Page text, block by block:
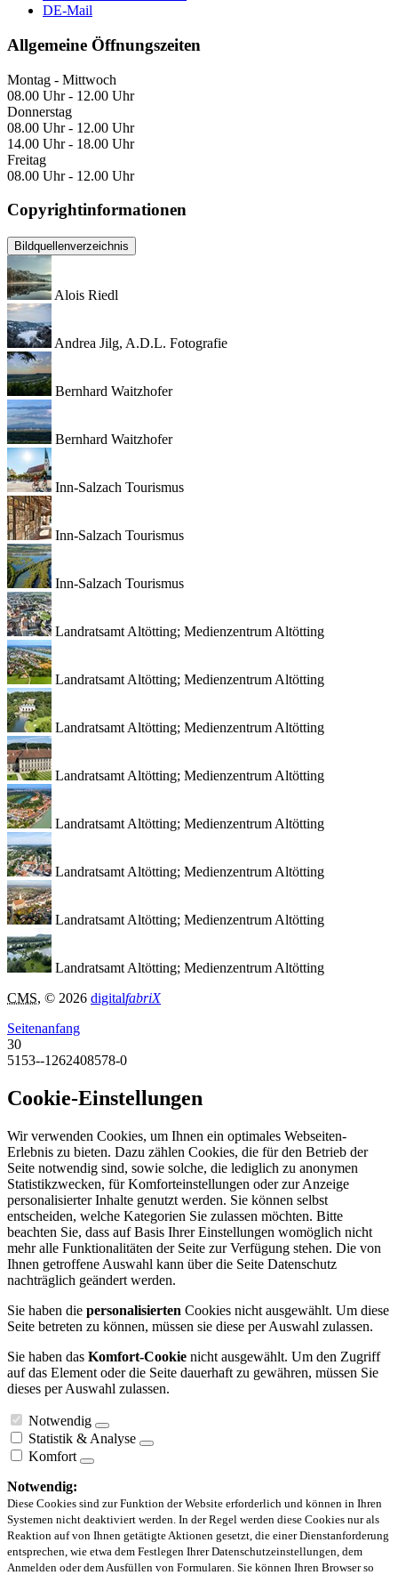
DE-Mail
Allgemeine Öffnungszeiten
Montag - Mittwoch
08.00 Uhr - 12.00 Uhr
Donnerstag
08.00 Uhr - 12.00 Uhr
14.00 Uhr - 18.00 Uhr
Freitag
08.00 Uhr - 12.00 Uhr
Copyrightinformationen
Bildquellenverzeichnis
Alois Riedl
Andrea Jilg, A.D.L. Fotografie
Bernhard Waitzhofer
Bernhard Waitzhofer
Inn-Salzach Tourismus
Inn-Salzach Tourismus
Inn-Salzach Tourismus
Landratsamt Altötting; Medienzentrum Altötting
Landratsamt Altötting; Medienzentrum Altötting
Landratsamt Altötting; Medienzentrum Altötting
Landratsamt Altötting; Medienzentrum Altötting
Landratsamt Altötting; Medienzentrum Altötting
Landratsamt Altötting; Medienzentrum Altötting
Landratsamt Altötting; Medienzentrum Altötting
Landratsamt Altötting; Medienzentrum Altötting
CMS, © 2026 digitalfabriX
Seitenanfang
30
5153--1262408578-0
Cookie-Einstellungen
Wir verwenden Cookies, um Ihnen ein optimales Webseiten-
Erlebnis zu bieten. Dazu zählen Cookies, die für den Betrieb der
Seite notwendig sind, sowie solche, die lediglich zu anonymen
Statistikzwecken, für Komforteinstellungen oder zur Anzeige
personalisierter Inhalte genutzt werden. Sie können selbst
entscheiden, welche Kategorien Sie zulassen möchten. Bitte
beachten Sie, dass auf Basis Ihrer Einstellungen womöglich nicht
mehr alle Funktionalitäten der Seite zur Verfügung stehen. Die von
Ihnen getroffene Auswahl kann über die Seite Datenschutz
nachträglich geändert werden.
Sie haben die personalisierten Cookies nicht ausgewählt. Um diese
Seite betreten zu können, müssen sie diese per Auswahl zulassen.
Sie haben das Komfort-Cookie nicht ausgewählt. Um den Zugriff
auf das Element oder die Seite dauerhaft zu gewähren, müssen Sie
dieses per Auswahl zulassen.
Notwendig
Statistik & Analyse
Komfort
Notwendig:
Diese Cookies sind zur Funktion der Website erforderlich und können in Ihren
Systemen nicht deaktiviert werden. In der Regel werden diese Cookies nur als
Reaktion auf von Ihnen getätigte Aktionen gesetzt, die einer Dienstanforderung
entsprechen, wie etwa dem Festlegen Ihrer Datenschutzeinstellungen, dem
Anmelden oder dem Ausfüllen von Formularen. Sie können Ihren Browser so